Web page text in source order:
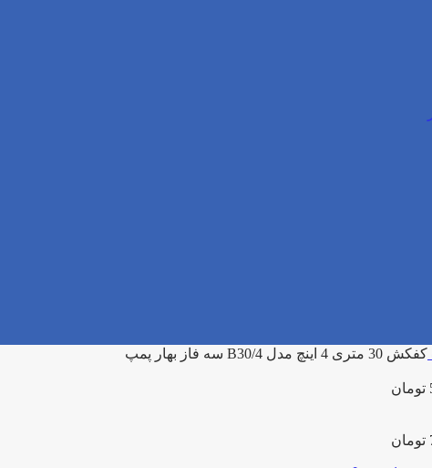
کفکش 30 متری 4 اینچ مدل B30/4 سه فاز بهار پمپ
تومان
تومان